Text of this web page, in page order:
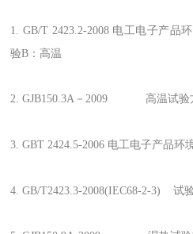
1. GB/T 2423.2-2008 电工电子产品
验B：高温
2. GJB150.3A－2009 高温试验
3. GBT 2424.5-2006 电工电子产品环
4. GB/T2423.3-2008(IEC68-2-3) 试